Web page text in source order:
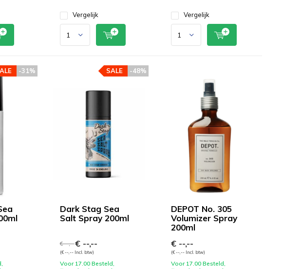
Vergelijk Vergelijk
-31%
Dark Stag Sea
Salt Spray 200ml
-48%
SALE
€ --,--€ --,--
(€ --,-- Incl. btw)
Voor 17.00 Besteld,
DEPOT No. 305
Volumizer Spray
200ml
€ --,--
(€ --,-- Incl. btw)
Voor 17.00 Besteld,